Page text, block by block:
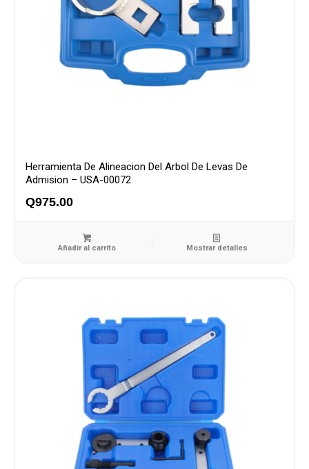
Herramienta De Alineacion Del Arbol De Levas De
Admision – USA-00072
Q975.00
Añadir al carrito Mostrar detalles